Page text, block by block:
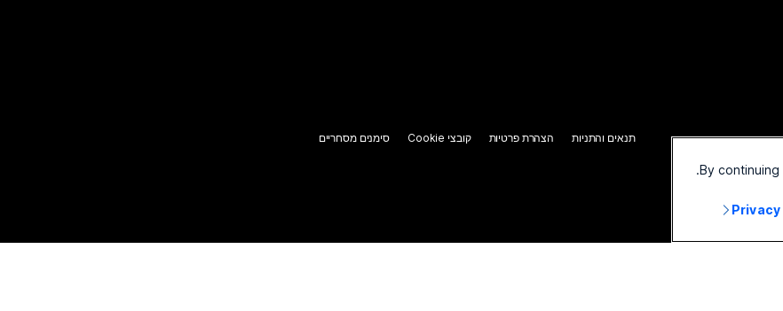
תנאים והתניות הצהרת פרטיות קובצי Cookie סימנים מסחריים
By